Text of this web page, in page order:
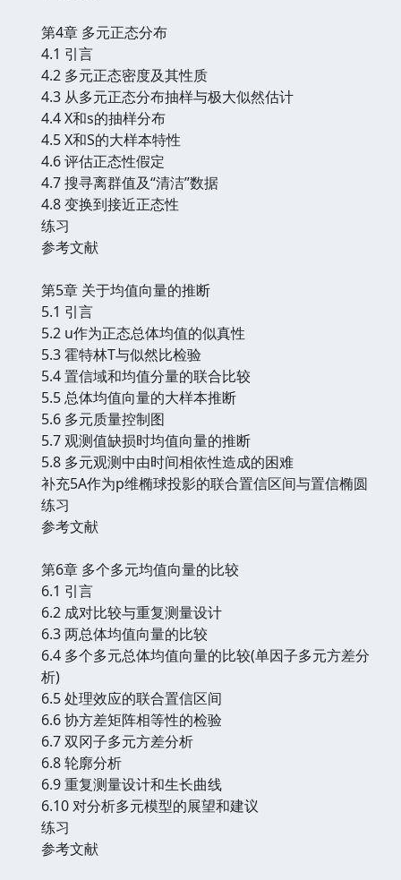
第4章 多元正态分布
4.1 引言
4.2 多元正态密度及其性质
4.3 从多元正态分布抽样与极大似然估计
4.4 X和s的抽样分布
4.5 X和S的大样本特性
4.6 评估正态性假定
4.7 搜寻离群值及“清洁”数据
4.8 变换到接近正态性
练习
参考文献
第5章 关于均值向量的推断
5.1 引言
5.2 u作为正态总体均值的似真性
5.3 霍特林T与似然比检验
5.4 置信域和均值分量的联合比较
5.5 总体均值向量的大样本推断
5.6 多元质量控制图
5.7 观测值缺损时均值向量的推断
5.8 多元观测中由时间相依性造成的困难
补充5A作为p维椭球投影的联合置信区间与置信椭圆
练习
参考文献
第6章 多个多元均值向量的比较
6.1 引言
6.2 成对比较与重复测量设计
6.3 两总体均值向量的比较
6.4 多个多元总体均值向量的比较(单因子多元方差分
析)
6.5 处理效应的联合置信区间
6.6 协方差矩阵相等性的检验
6.7 双冈子多元方差分析
6.8 轮廓分析
6.9 重复测量设计和生长曲线
6.10 对分析多元模型的展望和建议
练习
参考文献